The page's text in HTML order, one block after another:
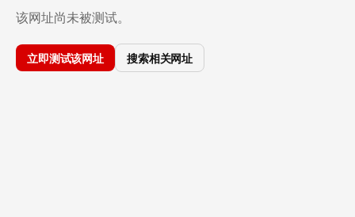
该网址尚未被测试。
立即测试该网址 搜索相关网址